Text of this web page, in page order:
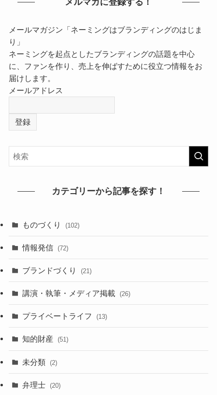
メールマガジン「ネーミングはブランディングのはじま
り」
ネーミングを起点としたブランディングの話題を中心
に、ファンを作り、売上を伸ばすために役立つ情報をお
届けします。
メールアドレス
カテゴリーから記事を探す！
ものづくり (102)
情報発信 (72)
ブランドづくり (21)
講演・執筆・メディア掲載 (26)
プライベートライフ (13)
知的財産 (51)
未分類 (2)
弁理士 (20)